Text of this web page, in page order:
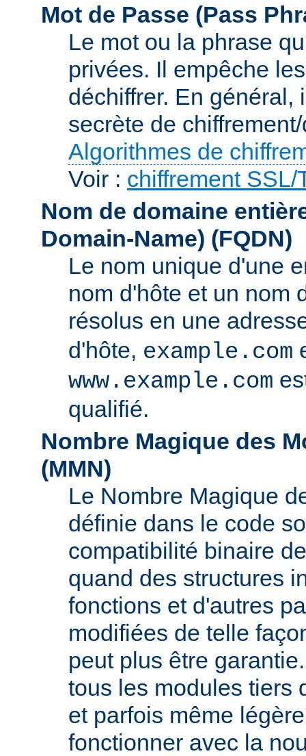
Mot de Passe (Pass
Le mot ou la phrase
privées. Il empêche
déchiffrer. En général,
secrète de
Algorithmes de
Voir : chiffrement SSL/
Nom de domaine
Domain-Name) (FQDN)
Le nom unique d'une
nom d'hôte et un nom
résolus en une
d'hôte, example.com
www.example.com
qualifié.
Nombre Magique des
(MMN)
Le Nombre Magique
définie dans le code
compatibilité binaire
quand des structures
fonctions et d'autres
modifiées de telle
peut plus être
tous les modules tiers
et parfois même
fonctionner avec la